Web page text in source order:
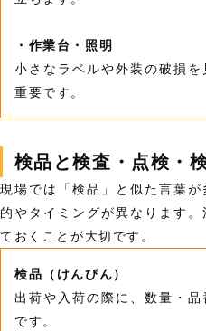
・作業台・照明
小さなラベルや外装の破損
重要です。
検品と検査・点検・
現場では「検品」と似た言葉
的やタイミングが異なります
ておくことが大切です。
検品（けんぴん）
出荷や入荷の際に、数量・
です。